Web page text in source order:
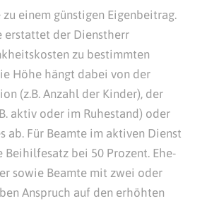
einem günstigen Eigenbeitrag.
erstattet der Dienstherr
zu bestimmten
Höhe hängt dabei von der
(z.B. Anzahl der Kinder), der
aktiv oder im Ruhestand) oder
ab. Für Beamte im aktiven Dienst
bei 50 Prozent. Ehe-
sowie Beamte mit zwei oder
Anspruch auf den erhöhten